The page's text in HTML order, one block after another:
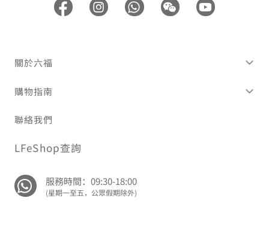
關於六福
購物指南
聯絡我們
LFeShop查詢
服務時間：09:30-18:00
(星期一至五，公眾假期除外)